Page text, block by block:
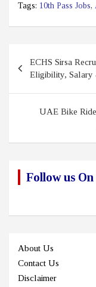
Tags: 10th Pass Jobs,
navigation
ECHS Sirsa
Eligibility, Salary
UAE Bike
Follow us
About Us
Contact Us
Disclaimer